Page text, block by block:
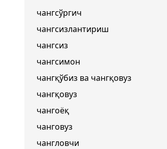
чангсўргич
чангсизлантириш
чангсиз
чангсимон
чангқўбиз ва чангқовуз
чангқовуз
чангоёқ
чанговуз
чангловчи